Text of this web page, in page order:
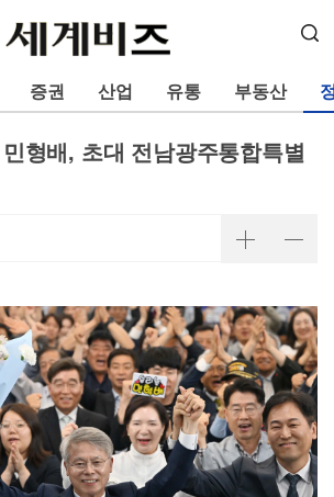
증권 산업 유통 부동산
형배, 초대 전남광주통합특별